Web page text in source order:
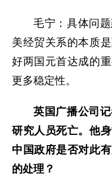
毛宁：具体问
美经贸关系的本质
好两国元首达成的
更多稳定性。
英国广播公司
研究人员死亡。他
中国政府是否对此
的处理？